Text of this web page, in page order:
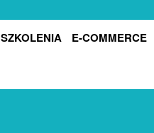
SZKOLENIA E-COMMERCE